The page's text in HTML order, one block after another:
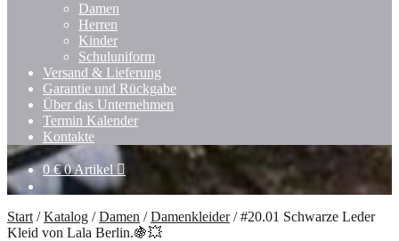
Damen
Herren
Kinder
Schuluniform
Versand & Lieferung
Garantie und Rückgabe
Über das Unternehmen
Termin Kalender
Kontakte
0 € 0 Artikel
Start /Katalog /Damen /Damenkleider/#20.01 Schwarze Leder
Kleid von Lala Berlin.🍇💥